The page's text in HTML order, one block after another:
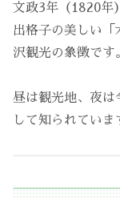
文政3年（1820年
出格子の美しい
沢観光の象徴です
昼は観光地、夜は
して知られていま